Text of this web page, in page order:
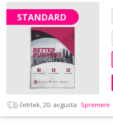
STANDARD
četrtek, 20. avgusta Spremeni